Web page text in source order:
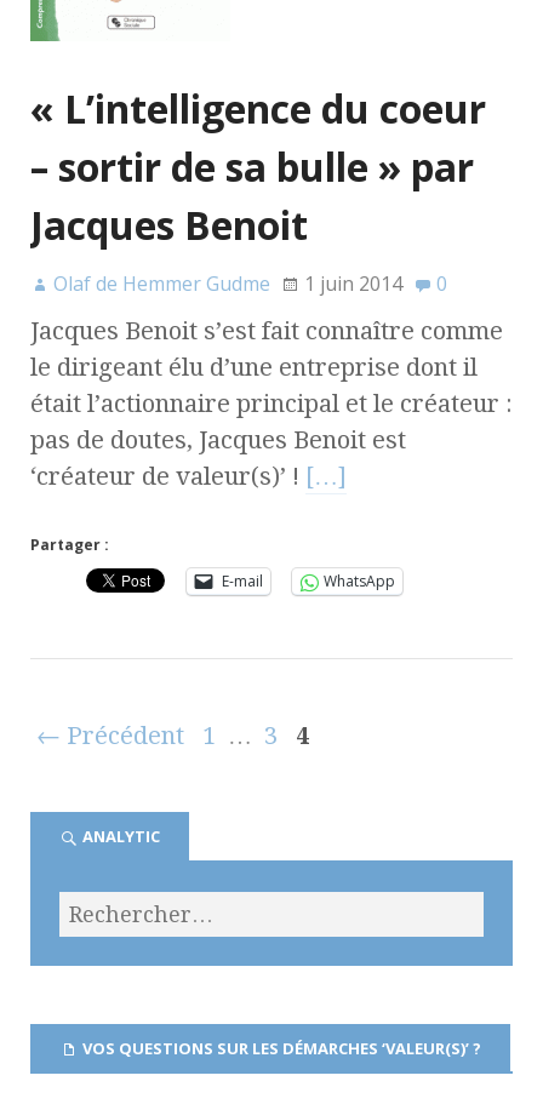
« L’intelligence du coeur
– sortir de sa bulle » par
Jacques Benoit
Olaf de Hemmer Gudme 1 juin 2014 0
Jacques Benoit s’est fait connaître comme
le dirigeant élu d’une entreprise dont il
était l’actionnaire principal et le créateur :
pas de doutes, Jacques Benoit est
‘créateur de valeur(s)’ ! […]
Partager :
E-mail
WhatsApp
← Précédent 1 … 3 4
ANALYTIC
VOS QUESTIONS SUR LES DÉMARCHES ‘VALEUR(S)’ ?